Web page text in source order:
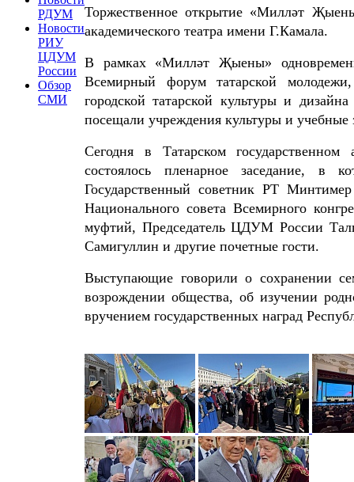
РДУМ
Новости
РИУ
ЦДУМ
России
Обзор
СМИ
Торжественное открытие «Милләт
академического театра имени Г.Камала.
В рамках «Милләт Җыены»
Всемирный форум татарской молодежи,
городской татарской культуры и
посещали учреждения культуры и учебные
Сегодня в Татарском
состоялось пленарное заседание, в
Государственный советник РТ
Национального совета Всемирного
муфтий, Председатель ЦДУМ России
Самигуллин и другие почетные гости.
Выступающие говорили о сохранении
возрождении общества, об изучении
вручением государственных наград